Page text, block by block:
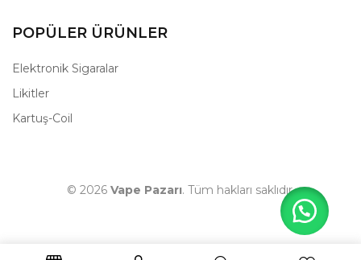
POPÜLER ÜRÜNLER
Elektronik Sigaralar
Likitler
Kartuş-Coil
© 2026 Vape Pazarı. Tüm hakları saklıdır.